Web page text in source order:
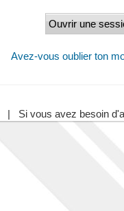
Avez-vous oublier ton
| Si vous avez besoin